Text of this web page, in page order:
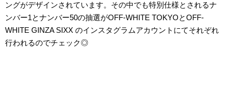
ングがデザインされています。その中でも特別仕様とされるナ
ンバー1とナンバー50の抽選がOFF-WHITE TOKYOとOFF-
WHITE GINZA SIXX のインスタグラムアカウントにてそれぞれ
行われるのでチェック◎